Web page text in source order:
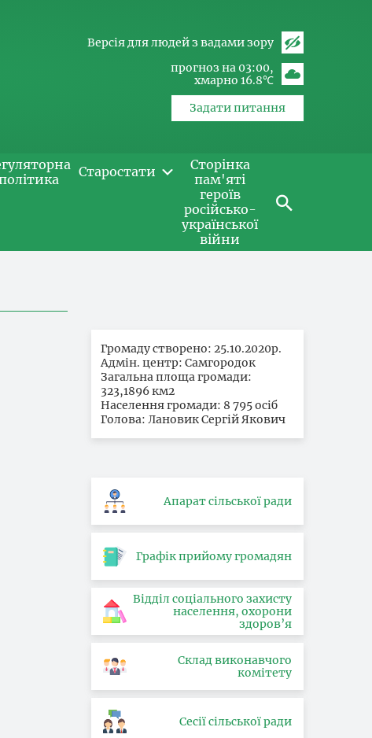
Версія для людей з вадами зору
прогноз на 03:00
хмарно 16.8℃
Задати питання
Старостати
Сторінка
пам'яті
героїв
російсько-
української
війни
Громаду створено: 25.10.2020р.
Адмін. центр: Самгородок
Загальна площа громади:
323,1896 км2
Населення громади: 8 795 осіб
Голова: Лановик Сергій Якович
Апарат сільської ради
Графік прийому громадян
Відділ соціального захисту
населення, охорони
здоров’я
Склад виконавчого
комітету
Сесії сільської ради